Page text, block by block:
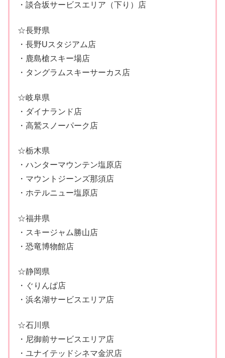
・談合坂サービスエリア（下り）店
☆長野県
・長野Uスタジアム店
・鹿島槍スキー場店
・タングラムスキーサーカス店
☆岐阜県
・ダイナランド店
・高鷲スノーパーク店
☆栃木県
・ハンターマウンテン塩原店
・マウントジーンズ那須店
・ホテルニュー塩原店
☆福井県
・スキージャム勝山店
・恐竜博物館店
☆静岡県
・ぐりんぱ店
・浜名湖サービスエリア店
☆石川県
・尼御前サービスエリア店
・ユナイテッドシネマ金沢店